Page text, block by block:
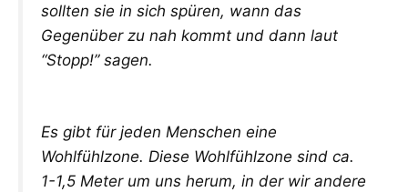
sollten sie in sich spüren, wann das
Gegenüber zu nah kommt und dann laut
“Stopp!” sagen.
Es gibt für jeden Menschen eine
Wohlfühlzone. Diese Wohlfühlzone sind ca.
1-1,5 Meter um uns herum, in der wir andere